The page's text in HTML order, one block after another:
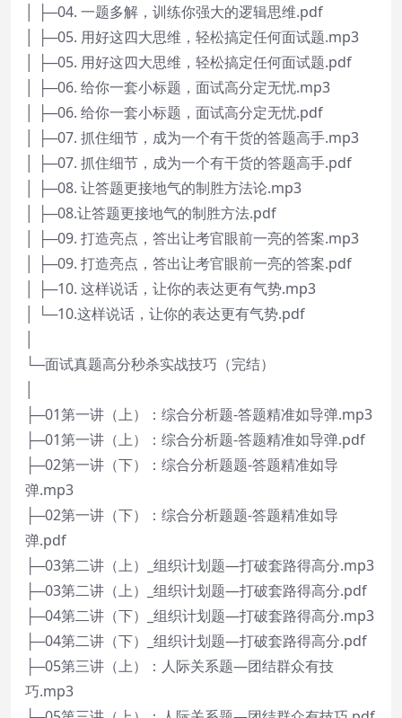
│ ├─04. 一题多解，训练你强大的逻辑思维.pdf
│ ├─05. 用好这四大思维，轻松搞定任何面试题.mp3
│ ├─05. 用好这四大思维，轻松搞定任何面试题.pdf
│ ├─06. 给你一套小标题，面试高分定无忧.mp3
│ ├─06. 给你一套小标题，面试高分定无忧.pdf
│ ├─07. 抓住细节，成为一个有干货的答题高手.mp3
│ ├─07. 抓住细节，成为一个有干货的答题高手.pdf
│ ├─08. 让答题更接地气的制胜方法论.mp3
│ ├─08.让答题更接地气的制胜方法.pdf
│ ├─09. 打造亮点，答出让考官眼前一亮的答案.mp3
│ ├─09. 打造亮点，答出让考官眼前一亮的答案.pdf
│ ├─10. 这样说话，让你的表达更有气势.mp3
│ └─10.这样说话，让你的表达更有气势.pdf
└─面试真题高分秒杀实战技巧（完结）
├─01第一讲（上）：综合分析题-答题精准如导弹.mp3
├─01第一讲（上）：综合分析题-答题精准如导弹.pdf
├─02第一讲（下）：综合分析题题-答题精准如导
弹.mp3
├─02第一讲（下）：综合分析题题-答题精准如导
弹.pdf
├─03第二讲（上）_组织计划题—打破套路得高分.mp3
├─03第二讲（上）_组织计划题—打破套路得高分.pdf
├─04第二讲（下）_组织计划题—打破套路得高分.mp3
├─04第二讲（下）_组织计划题—打破套路得高分.pdf
├─05第三讲（上）：人际关系题—团结群众有技
巧.mp3